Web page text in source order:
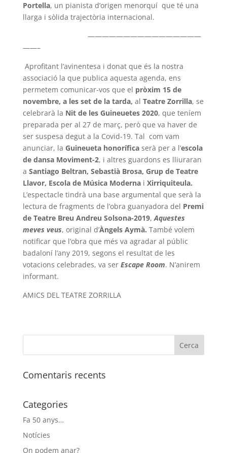
Portella, un pianista d’origen menorquí que té una
llarga i sòlida trajectòria internacional.
————————————————
——–
Aprofitant l’avinentesa i donat que és la nostra
associació la que publica aquesta agenda, ens
permetem comunicar-vos que el pròxim 15 de
novembre, a les set de la tarda, al Teatre Zorrilla, se
celebrarà la Nit de les Guineuetes 2020, que teníem
preparada per al 27 de març, però que va haver de
ser suspesa degut a la Covid-19. Tal com vam
anunciar, la Guineueta honoríficaserà per a l’escola
de dansa Moviment-2, i altres guardons es lliuraran
a Santiago Beltran, Sebastià Brosa, Grup de Teatre
Llavor, Escola de Música Moderna i Xirriquiteula.
L’espectacle tindrà una base argumental que serà la
lectura de fragments de l’obra guanyadora del Premi
de Teatre Breu Andreu Solsona-2019,Aquestes
meves veus, original d’Àngels Aymà. També volem
notificar que l’obra que més va agradar al públic
badaloní l’any 2019, segons el resultat de les
votacions celebrades, va ser Escape Room. N’anirem
informant.
AMICS DEL TEATRE ZORRILLA
Comentaris recents
Categories
Fa 50 anys…
Notícies
On podem anar?